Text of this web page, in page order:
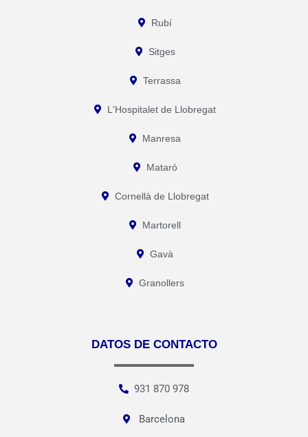
Rubí
Sitges
Terrassa
L'Hospitalet de Llobregat
Manresa
Mataró
Cornellà de Llobregat
Martorell
Gavà
Granollers
DATOS DE CONTACTO
931 870 978
Barcelona